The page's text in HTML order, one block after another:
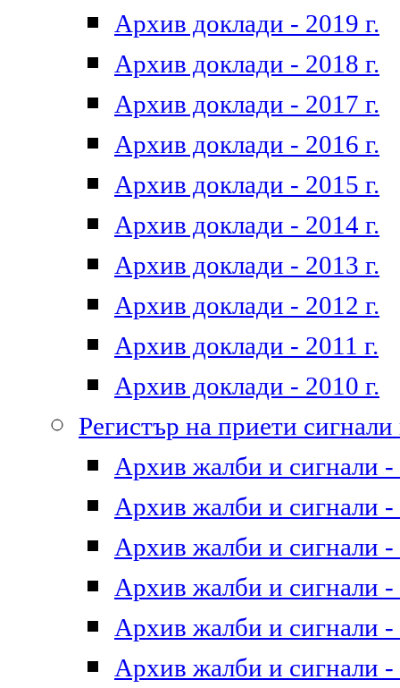
Архив доклади - 2019 г.
Архив доклади - 2018 г.
Архив доклади - 2017 г.
Архив доклади - 2016 г.
Архив доклади - 2015 г.
Архив доклади - 2014 г.
Архив доклади - 2013 г.
Архив доклади - 2012 г.
Архив доклади - 2011 г.
Архив доклади - 2010 г.
Регистър на приети
Архив жалби и сигнали -
Архив жалби и сигнали -
Архив жалби и сигнали -
Архив жалби и сигнали -
Архив жалби и сигнали -
Архив жалби и сигнали -